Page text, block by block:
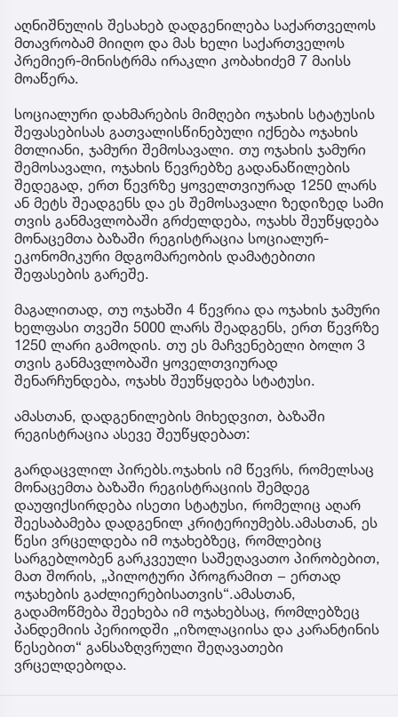
აღნიშნულის შესახებ დადგენილება საქართველოს
მთავრობამ მიიღო და მას ხელი საქართველოს
პრემიერ-მინისტრმა ირაკლი კობახიძემ 7 მაისს
მოაწერა.
სოციალური დახმარების მიმღები ოჯახის სტატუსის
შეფასებისას გათვალისწინებული იქნება ოჯახის
მთლიანი, ჯამური შემოსავალი. თუ ოჯახის ჯამური
შემოსავალი, ოჯახის წევრებზე გადანაწილების
შედეგად, ერთ წევრზე ყოველთვიურად 1250 ლარს
ან მეტს შეადგენს და ეს შემოსავალი ზედიზედ სამი
თვის განმავლობაში გრძელდება, ოჯახს შეუწყდება
მონაცემთა ბაზაში რეგისტრაცია სოციალურ-
ეკონომიკური მდგომარეობის დამატებითი
შეფასების გარეშე.
მაგალითად, თუ ოჯახში 4 წევრია და ოჯახის ჯამური
ხელფასი თვეში 5000 ლარს შეადგენს, ერთ წევრზე
1250 ლარი გამოდის. თუ ეს მაჩვენებელი ბოლო 3
თვის განმავლობაში ყოველთვიურად
შენარჩუნდება, ოჯახს შეუწყდება სტატუსი.
ამასთან, დადგენილების მიხედვით, ბაზაში
რეგისტრაცია ასევე შეუწყდებათ:
გარდაცვლილ პირებს.ოჯახის იმ წევრს, რომელსაც
მონაცემთა ბაზაში რეგისტრაციის შემდეგ
დაუფიქსირდება ისეთი სტატუსი, რომელიც აღარ
შეესაბამება დადგენილ კრიტერიუმებს.ამასთან, ეს
წესი ვრცელდება იმ ოჯახებზეც, რომლებიც
სარგებლობენ გარკვეული საშეღავათო პირობებით,
მათ შორის, „პილოტური პროგრამით − ერთად
ოჯახების გაძლიერებისათვის“.ამასთან,
გადამოწმება შეეხება იმ ოჯახებსაც, რომლებზეც
პანდემიის პერიოდში „იზოლაციისა და კარანტინის
წესებით“ განსაზღვრული შეღავათები
ვრცელდებოდა.